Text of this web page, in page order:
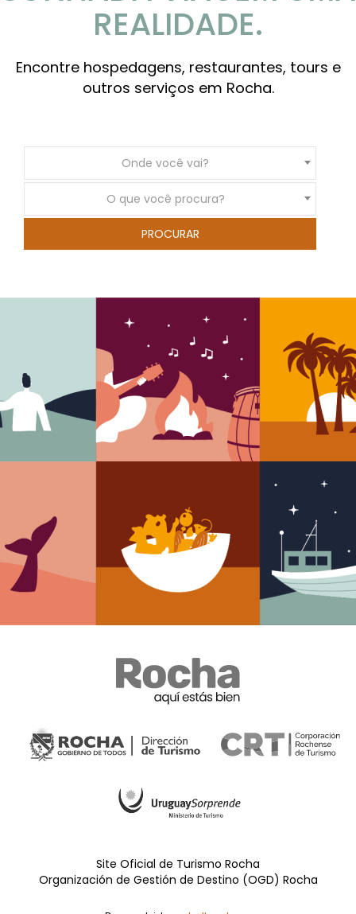
REALIDADE.
Encontre hospedagens, restaurantes, tours e
outros serviços em Rocha.
Onde você vai?
O que você procura?
Site Oficial de Turismo Rocha
Organización de Gestión de Destino (OGD) Rocha